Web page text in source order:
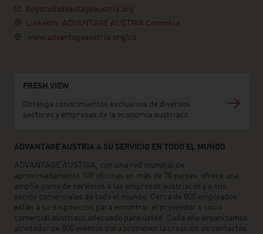
bogota@advantageaustria.org
LinkedIn: ADVANTAGE AUSTRIA Colombia
www.advantageaustria.org/co
FRESH VIEW
Obtenga conocimientos exclusivos de diversos
sectores y empresas de la economía austriaca.
ADVANTAGE AUSTRIA A SU SERVICIO EN TODO EL MUNDO
ADVANTAGE AUSTRIA, con una red mundial de
aproximadamente 100 oficinas en más de 70 países, ofrece una
amplia gama de servicios a las empresas austriacas y a sus
socios comerciales de todo el mundo. Cerca de 800 empleados
están a su disposición para encontrar el proveedor o socio
comercial austriaco adecuado para usted. Cada año organizamos
alrededor de 800 eventos para promover la creación de contactos